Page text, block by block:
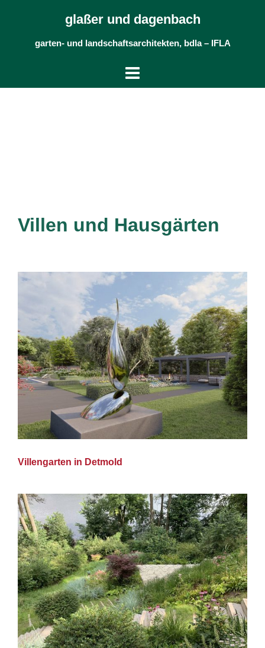
glaßer und dagenbach
garten- und landschaftsarchitekten, bdla – IFLA
Villen und Hausgärten
Villengarten in Detmold